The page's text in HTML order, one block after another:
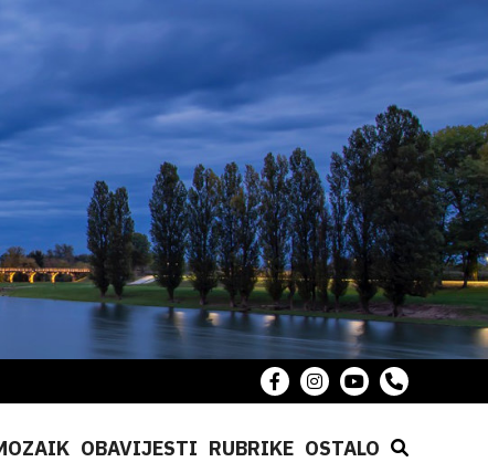
OBAVIJESTI RUBRIKE OSTALO